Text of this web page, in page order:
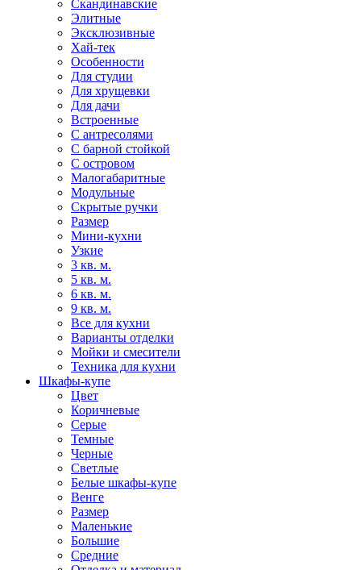
Скандинавские
Элитные
Эксклюзивные
Хай-тек
Особенности
Для студии
Для хрущевки
Для дачи
Встроенные
С антресолями
С барной стойкой
С островом
Малогабаритные
Модульные
Скрытые ручки
Размер
Мини-кухни
Узкие
3 кв. м.
5 кв. м.
6 кв. м.
9 кв. м.
Все для кухни
Варианты отделки
Мойки и смесители
Техника для кухни
Шкафы-купе
Цвет
Коричневые
Серые
Темные
Черные
Светлые
Белые шкафы-купе
Венге
Размер
Маленькие
Большие
Средние